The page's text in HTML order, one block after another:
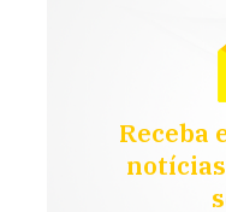
Receba